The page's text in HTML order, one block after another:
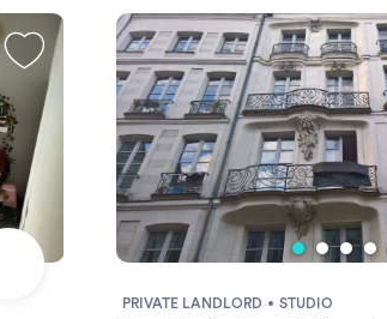
is eligible for APL (individual lease).
PRIVATE LANDLORD STUDIO